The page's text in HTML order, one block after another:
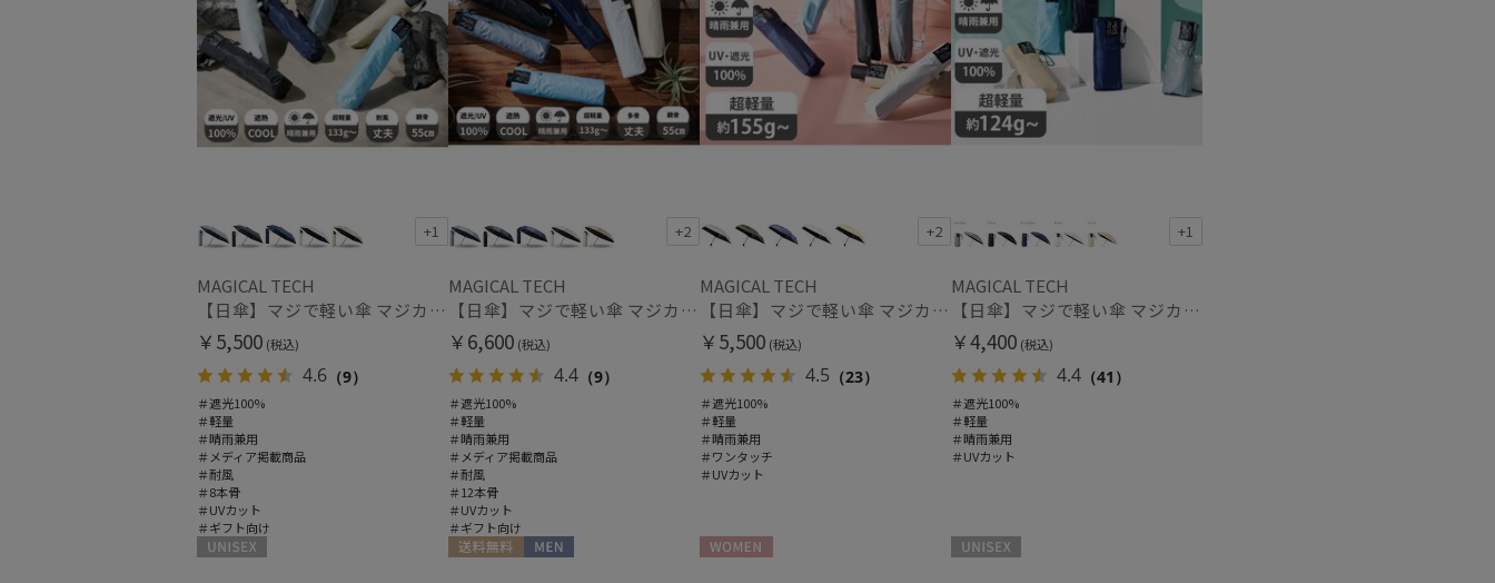
価格 (円)
割引率 (%)
～
在庫表示
+1
MAGICAL TECH
【日傘】マジで軽い傘 マジカルテックプロテクション（MAGICAL TECH PROTECTION）Tough W rib55cm 耐風 軽量 遮光100
￥5,500 (税込)
4.6 （9）
＃遮光100%
＃軽量
＃晴雨兼用
＃メディア掲載商品
＃耐風
＃8本骨
＃UVカット
＃ギフト向け
+2
MAGICAL TECH
【日傘】マジで軽い傘 マジカルテックプロテクション（MAGICAL TECH PROTECTION）Tough 12 rib55cm
￥6,600 (税込)
4.4 （9）
＃遮光100%
＃軽量
＃晴雨兼用
＃メディア掲載商品
＃耐風
＃12本骨
＃UVカット
＃ギフト向け
+2
MAGICAL TECH
【日傘】マジで軽い傘 マジカルテックプロテクション(MAGICAL TECH PROTECTION) 50cm 晴雨兼用傘自動開閉折りたたみ日傘 一級遮光100% UV 軽量 機能性 人気
￥5,500 (税込)
4.5 （23）
＃遮光100%
＃軽量
＃晴雨兼用
＃ワンタッチ
＃UVカット
+1
MAGICAL TECH
【日傘】マジで軽い傘 マジカルテックプロテクション(MAGICAL TECH PROTECTION)5flat 晴雨兼用傘折りたたみ日傘 一級遮光100% UV 軽量 コンパクト持ち運びに便利 人気
￥4,400 (税込)
4.4 （41）
＃遮光100%
＃軽量
＃晴雨兼用
＃UVカット